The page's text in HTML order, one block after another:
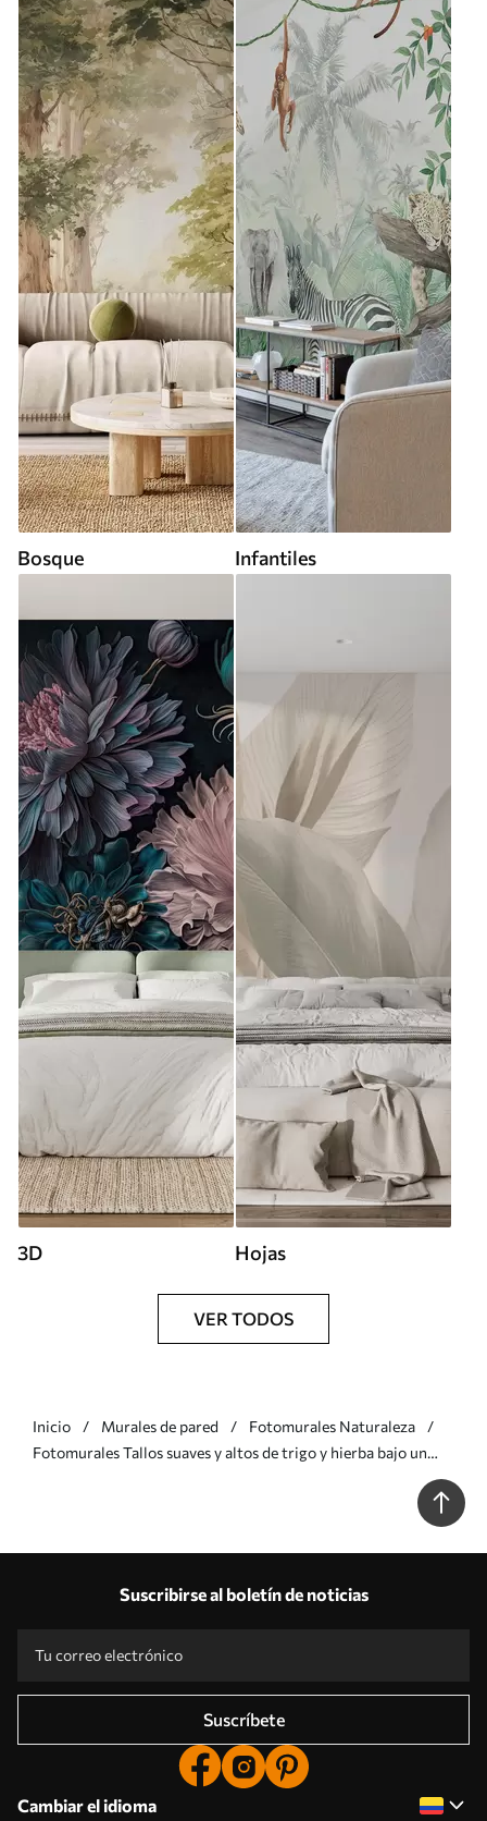
Bosque Infantiles
3D Hojas
VER TODOS
Inicio Murales de pared
Fotomurales Naturaleza
Fotomurales Tallos suaves y altos de trigo y hierba bajo un
Suscribirse al boletín de noticias
Suscríbete
Cambiar el idioma